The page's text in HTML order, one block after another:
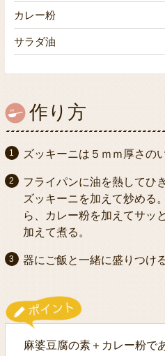
カレー粉
サラダ油
作り方
ズッキーニは５ｍｍ厚さの
フライパンに油を熱してひ
ズッキーニを加えて炒める
ら、カレー粉を加えてサッ
加えて煮る。
器にご飯と一緒に盛りつける
麻婆豆腐の素＋カレー粉で